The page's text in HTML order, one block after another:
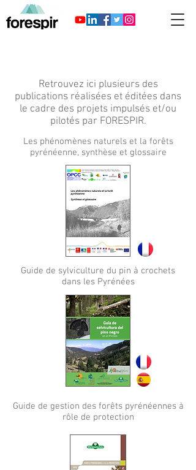
Retrouvez ici plusieurs des
publications réalisées et éditées dans
le cadre des projets impulsés et/ou
pilotés par FORESPIR.
Les phénomènes naturels et la forêts
pyrénéenne, synthèse et glossaire
Guide de sylviculture du pin à crochets
dans les Pyrénées
Guide de gestion des forêts pyrénéennes à
rôle de protection